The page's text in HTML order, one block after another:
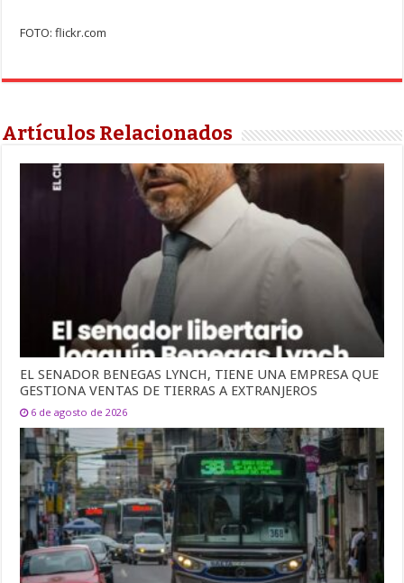
FOTO: flickr.com
Artículos Relacionados
EL SENADOR BENEGAS LYNCH, TIENE UNA EMPRESA QUE
GESTIONA VENTAS DE TIERRAS A EXTRANJEROS
6 de agosto de 2026